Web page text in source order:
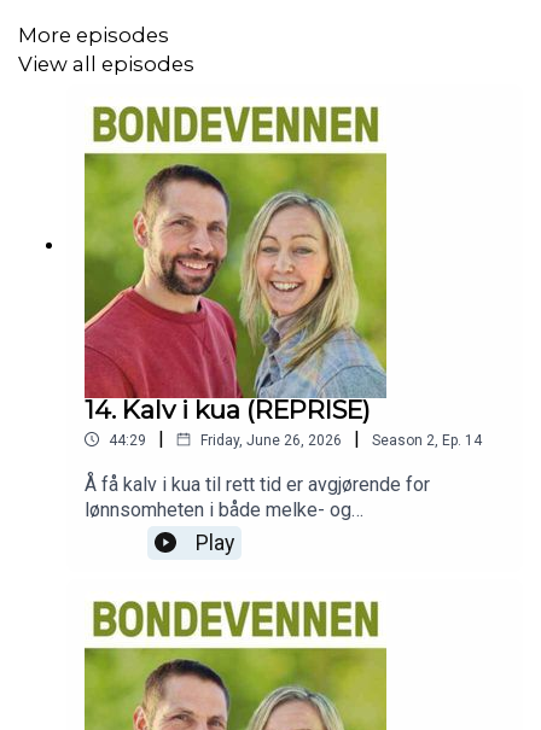
More episodes
View all episodes
14. Kalv i kua (REPRISE)
44:29 | Friday, June 26, 2026 | Season 2, Ep. 14
Å få kalv i kua til rett tid er avgjørende for
lønnsomheten i både melke- og
ammekuproduksjon. Men hvordan? I denne
episoden får du de beste tipsene til veterinær i
melkeprodusent Lars Egil Lauten.Fagbladet
Bondevennens podcast blir presentert i
samarbeid med Sparebank 1 SR-Bank og Tveit
Rekneskap og Felleskjøpet Rogaland Agder.
Play